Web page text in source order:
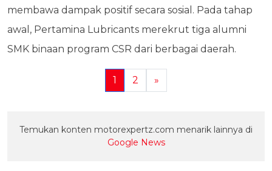
membawa dampak positif secara sosial. Pada tahap
awal, Pertamina Lubricants merekrut tiga alumni
SMK binaan program CSR dari berbagai daerah.
1 2 »
Temukan konten motorexpertz.com menarik lainnya di
Google News